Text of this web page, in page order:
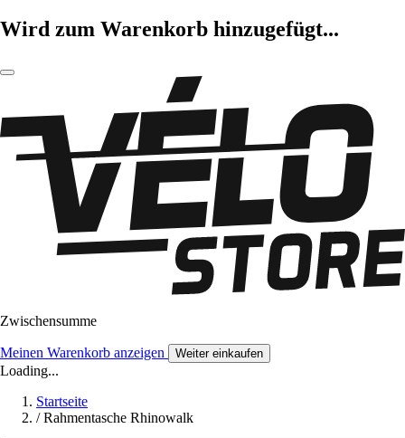
Wird zum Warenkorb hinzugefügt...
Zwischensumme
Meinen Warenkorb anzeigen Weiter einkaufen
Loading...
Startseite
/ Rahmentasche Rhinowalk